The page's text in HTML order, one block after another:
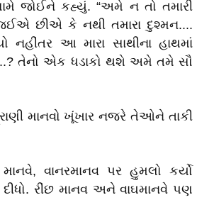
જોઈને કહ્યું. “અમે ન તો તમારી
જઈએ છીએ કે નથી તમારા દુશ્મન....
આ મારા સાથીના હાથમાં
તેનો એક ધડાકો થશે અમે તમે સૌ
માનવો ખૂંખાર નજરે તેઓને તાકી
વાનરમાનવ પર હુમલો કર્યો
રીંછ માનવ અને વાઘમાનવે પણ